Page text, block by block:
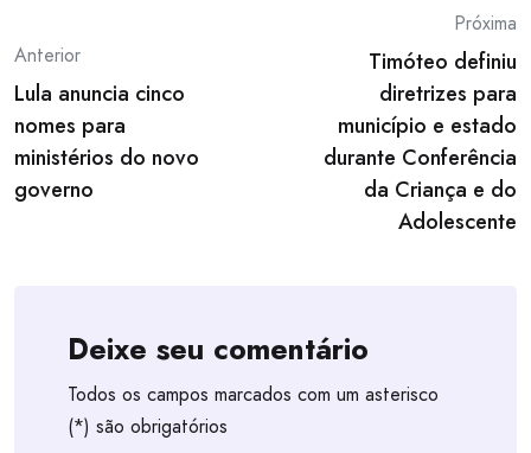
Post
navigation
Anterior
Lula anuncia cinco
nomes para
ministérios do novo
governo
Próxima
Timóteo definiu
diretrizes para
município e estado
durante Conferência
da Criança e do
Adolescente
Deixe seu comentário
Todos os campos marcados com um asterisco
(*) são obrigatórios